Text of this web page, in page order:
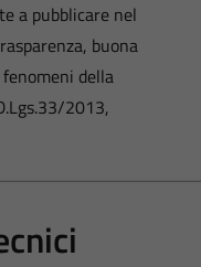
a pubblicare nel
buona
della
2013,